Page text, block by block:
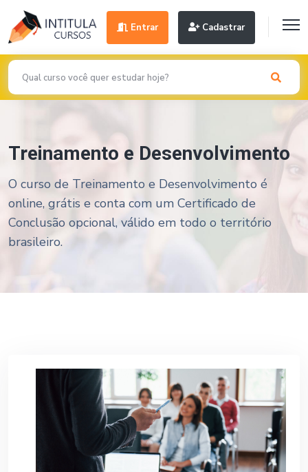
Entrar Cadastrar
Treinamento e Desenvolvimento
O curso de Treinamento e Desenvolvimento é
online, grátis e conta com um Certificado de
Conclusão opcional, válido em todo o território
brasileiro.